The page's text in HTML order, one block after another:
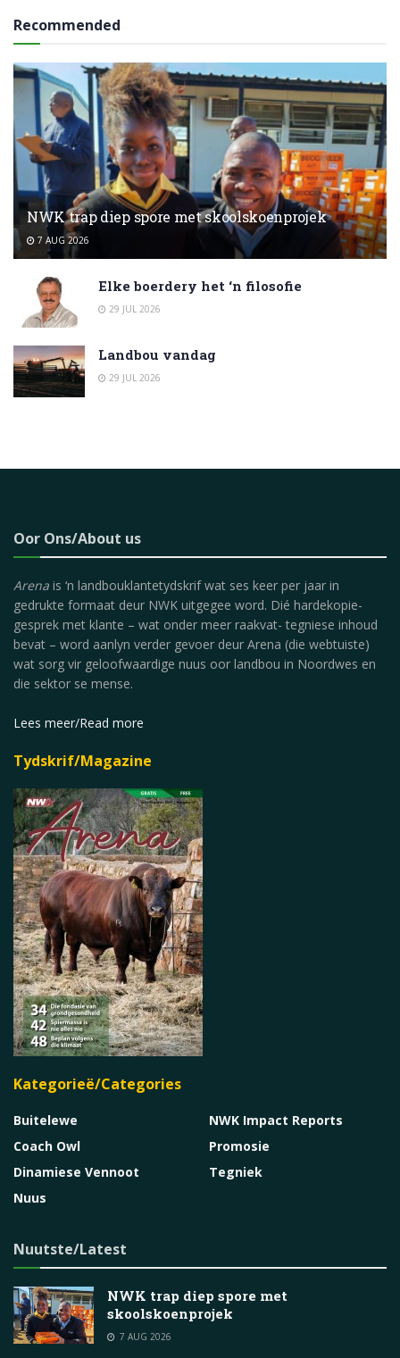
Recommended
NWK trap diep spore met skoolskoenprojek
7 AUG 2026
Elke boerdery het ‘n filosofie
29 JUL 2026
Landbou vandag
29 JUL 2026
Oor Ons/About us
Arena is ‘n landbouklantetydskrif wat ses keer per jaar in
gedrukte formaat deur NWK uitgegee word. Dié hardekopie-
gesprek met klante – wat onder meer raakvat- tegniese inhoud
bevat – word aanlyn verder gevoer deur Arena (die webtuiste)
wat sorg vir geloofwaardige nuus oor landbou in Noordwes en
die sektor se mense.
Lees meer/Read more
Tydskrif/Magazine
Kategorieë/Categories
Buitelewe
Coach Owl
Dinamiese Vennoot
Nuus
NWK Impact Reports
Promosie
Tegniek
Nuutste/Latest
NWK trap diep spore met
skoolskoenprojek
7 AUG 2026